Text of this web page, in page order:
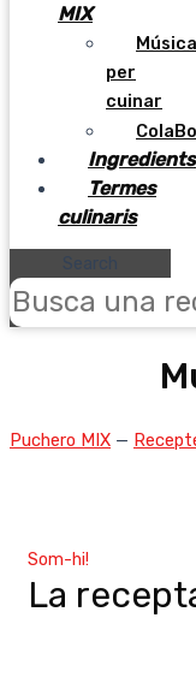
MIX
Música
per
cuinar
Ingredients
Termes
culinaris
Search
Puchero MIX —
Som-hi!
La